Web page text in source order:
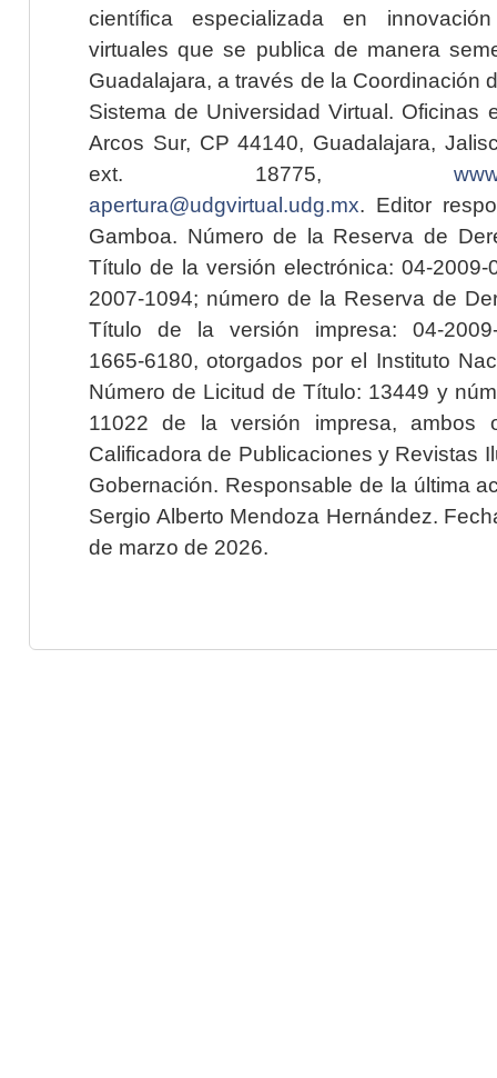
científica especializada en
virtuales que se publica de manera
Guadalajara, a través de la Coordinación
Sistema de Universidad Virtual. Oficinas
Arcos Sur, CP 44140, Guadalajara,
ext. 18775,
apertura@udgvirtual.udg.mx. Editor
Gamboa. Número de la Reserva de
Título de la versión electrónica: 04-2009-
2007-1094; número de la Reserva de
Título de la versión impresa: 04-2009-
1665-6180, otorgados por el Instituto
Número de Licitud de Título: 13449 y
11022 de la versión impresa, ambos
Calificadora de Publicaciones y Revistas
Gobernación. Responsable de la última
Sergio Alberto Mendoza Hernández.
de marzo de 2026.